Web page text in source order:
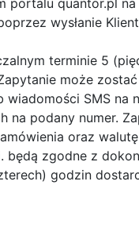
portalu quantor.pl
wysłanie
terminie 5
może
wiadomości SMS na
podany numer.
oraz
zgodne z
godzin